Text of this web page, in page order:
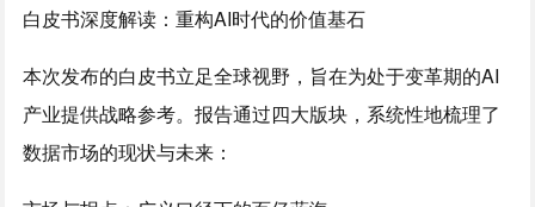
白皮书深度解读：重构AI时代的价值基石
本次发布的白皮书立足全球视野，旨在为处于变革期的AI
产业提供战略参考。报告通过四大版块，系统性地梳理了
数据市场的现状与未来：